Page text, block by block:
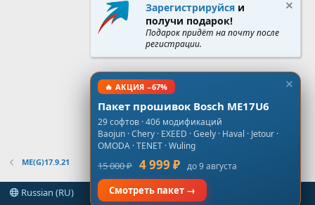
ME(G)17.9.21
Russian (RU)
Зарегистрируйся и
получи подарок!
Подарок придёт на почту после
регистрации.
🔥 АКЦИЯ −67%
Пакет прошивок Bosch ME17U6
29 софтов · 406 модификаций
Baojun · Chery · EXEED · Geely · Haval · Jetour ·
OMODA · TENET · Wuling
15 000 ₽ 4 999 ₽ до 9 августа
Смотреть пакет →